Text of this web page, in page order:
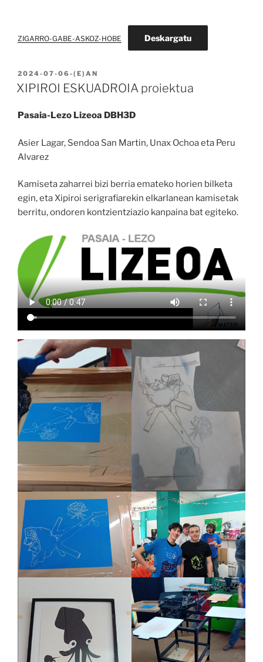
ZIGARRO-GABE-ASKOZ-HOBE Deskargatu
2024-07-06-(E)AN
XIPIROI ESKUADROIA proiektua
Pasaia-Lezo Lizeoa DBH3D
Asier Lagar, Sendoa San Martin, Unax Ochoa eta Peru
Alvarez
Kamiseta zaharrei bizi berria emateko horien bilketa
egin, eta Xipiroi serigrafiarekin elkarlanean kamisetak
berritu, ondoren kontzientziazio kanpaina bat egiteko.